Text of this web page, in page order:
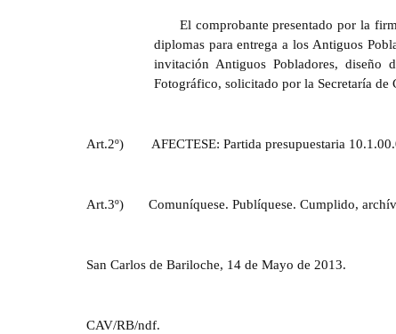
El comprobante presentado por la
diplomas para entrega a los Antiguos
invitación Antiguos Pobladores, diseño
Fotográfico, solicitado por la Secretaría
Art.2º) AFECTESE: Partida presupuestaria
Art.3º) Comuníquese. Publíquese. Cumplido,
San Carlos de Bariloche, 14 de Mayo de 2013.
CAV/RB/ndf.